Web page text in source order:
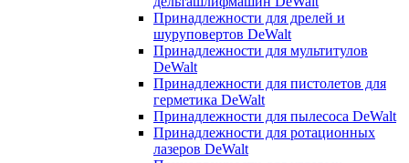
Принадлежности для дрелей и
шуруповертов DeWalt
Принадлежности для мультитулов
DeWalt
Принадлежности для пистолетов для
герметика DeWalt
Принадлежности для пылесоса DeWalt
Принадлежности для ротационных
лазеров DeWalt